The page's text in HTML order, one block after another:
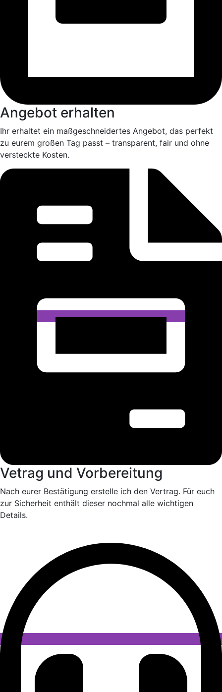
Angebot erhalten
Ihr erhaltet ein maßgeschneidertes Angebot, das perfekt
zu eurem großen Tag passt – transparent, fair und ohne
versteckte Kosten.
Vetrag und Vorbereitung
Nach eurer Bestätigung erstelle ich den Vertrag. Für euch
zur Sicherheit enthält dieser nochmal alle wichtigen
Details.